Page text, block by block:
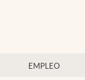
EMPLEO